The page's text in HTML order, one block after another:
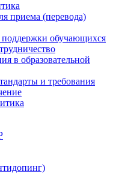
приема (перевода)
обучающихся
в образовательной
и требования